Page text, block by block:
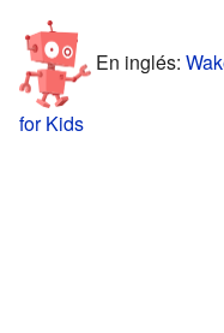
En inglés:
for Kids